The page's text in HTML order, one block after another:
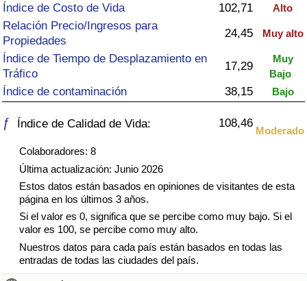
Índice de Costo de Vida 102,71 Alto
Relación Precio/Ingresos para
Propiedades
24,45 Muy alto
Índice de Tiempo de Desplazamiento en
Tráfico
17,29
Muy
Bajo
Índice de contaminación 38,15 Bajo
ƒ Índice de Calidad de Vida: 108,46
Moderado
Colaboradores: 8
Última actualización: Junio 2026
Estos datos están basados en opiniones de visitantes de esta
página en los últimos 3 años.
Si el valor es 0, significa que se percibe como muy bajo. Si el
valor es 100, se percibe como muy alto.
Nuestros datos para cada país están basados en todas las
entradas de todas las ciudades del país.
Sanidad
Índice de Sanidad (Actual)
Índice de Sanidad
Índice de Sanidad por País
Contaminación
Índice de Contaminación (Actual)
Índice de contaminación
Índice de Contaminación por País